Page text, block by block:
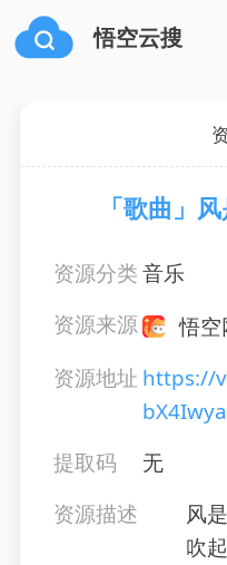
悟空云搜
「歌曲」
资源分类音乐
资源来源
悟空
资源地址 https://
提取码
无
资源描述
风
吹